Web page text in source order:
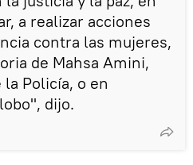
a realizar acciones
contra las mujeres,
de Mahsa Amini,
Policía, o en
dijo.